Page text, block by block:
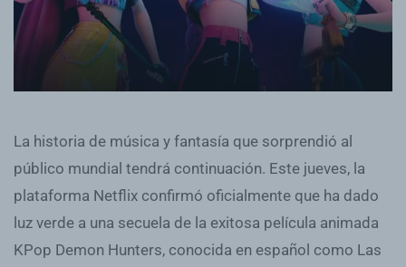
La historia de música y fantasía que sorprendió al
público mundial tendrá continuación. Este jueves, la
plataforma Netflix confirmó oficialmente que ha dado
luz verde a una secuela de la exitosa película animada
KPop Demon Hunters, conocida en español como Las